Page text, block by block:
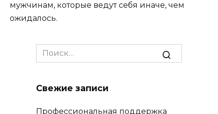
мужчинам, которые ведут себя иначе, чем
ожидалось.
Search
for:
Свежие записи
Профессиональная поддержка